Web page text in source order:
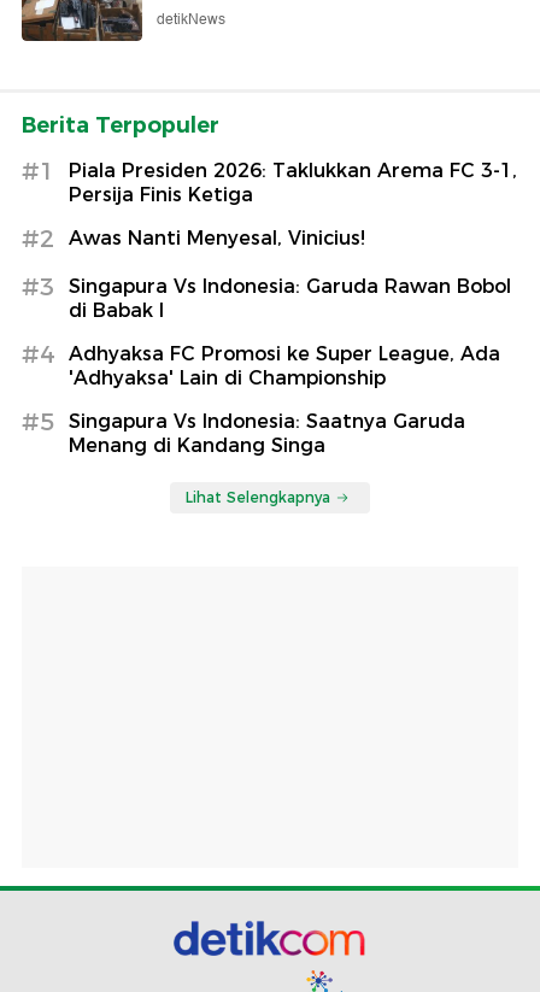
detikNews
Berita Terpopuler
#1
Piala Presiden 2026: Taklukkan Arema FC 3-1,
Persija Finis Ketiga
#2 Awas Nanti Menyesal, Vinicius!
#3
Singapura Vs Indonesia: Garuda Rawan Bobol
di Babak I
#4
Adhyaksa FC Promosi ke Super League, Ada
'Adhyaksa' Lain di Championship
#5
Singapura Vs Indonesia: Saatnya Garuda
Menang di Kandang Singa
Lihat Selengkapnya